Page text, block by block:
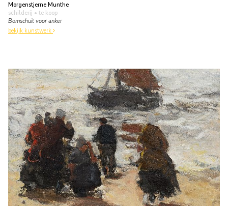
Morgenstjerne Munthe
schilderij • te koop
Bomschuit voor anker
bekijk kunstwerk